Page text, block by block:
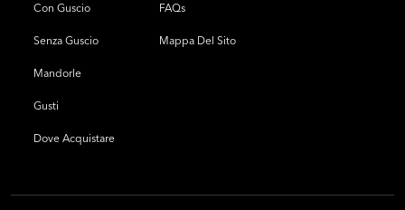
Con Guscio
Senza Guscio
Mandorle
Gusti
Dove Acquistare
FAQs
Mappa Del Sito